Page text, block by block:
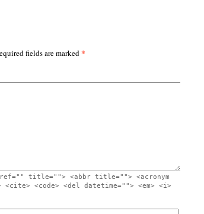
fields are marked*
title=""> <abbr title=""> <acronym
<code> <del datetime=""> <em> <i>